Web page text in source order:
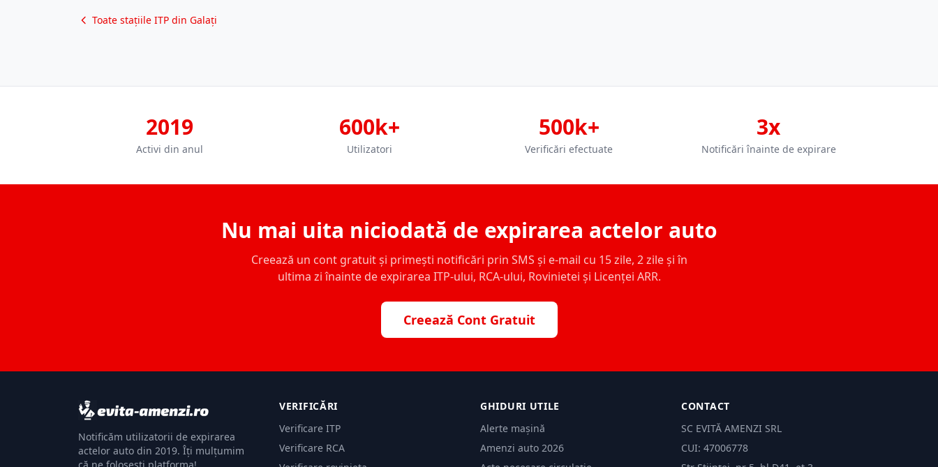
Toate stațiile ITP din Galați
2019
Activi din anul
600k+
Utilizatori
500k+
Verificări efectuate
3x
Notificări înainte de expirare
Nu mai uita niciodată de expirarea actelor auto
Creează un cont gratuit și primești notificări prin SMS și e-mail cu 15 zile, 2 zile și în
ultima zi înainte de expirarea ITP-ului, RCA-ului, Rovinietei și Licenței ARR.
Creează Cont Gratuit
Notificăm utilizatorii de expirarea
actelor auto din 2019. Îți mulțumim
VERIFICĂRI
Verificare ITP
Verificare RCA
GHIDURI UTILE
Alerte mașină
Amenzi auto 2026
CONTACT
SC EVITĂ AMENZI SRL
CUI: 47006778